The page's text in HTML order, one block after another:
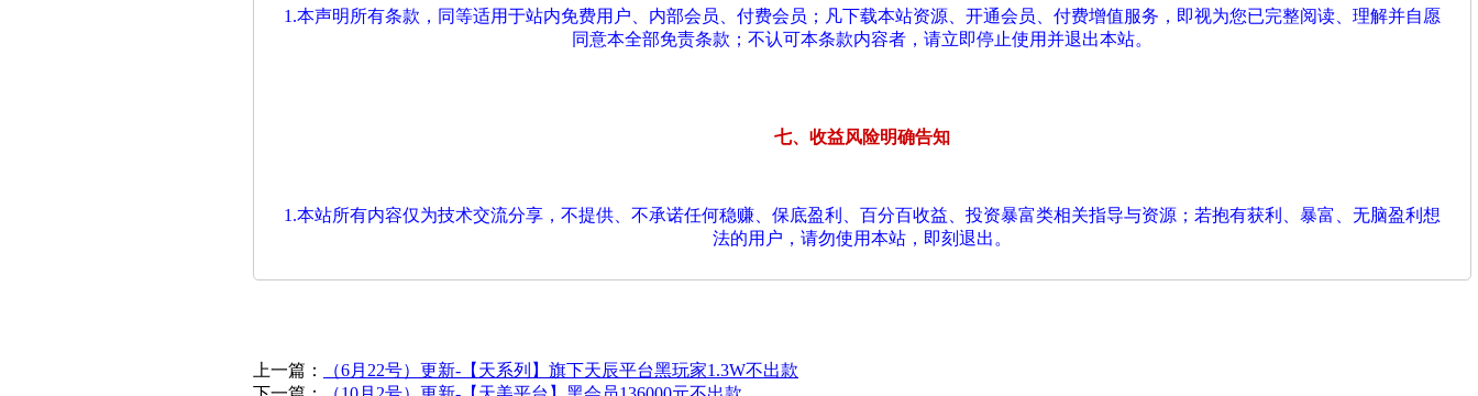
1.本声明所有条款，同等适用于站内免费用户、内部会员、付费会员；凡下载本站资源、开通会员、付费增值服务，即视为您已完整阅读、理解并自愿
同意本全部免责条款；不认可本条款内容者，请立即停止使用并退出本站。
七、收益风险明确告知
1.本站所有内容仅为技术交流分享，不提供、不承诺任何稳赚、保底盈利、百分百收益、投资暴富类相关指导与资源；若抱有获利、暴富、无脑盈利想
法的用户，请勿使用本站，即刻退出。
上一篇：
（6月22号）更新-【天系列】旗下天辰平台黑玩家1.3W不出款